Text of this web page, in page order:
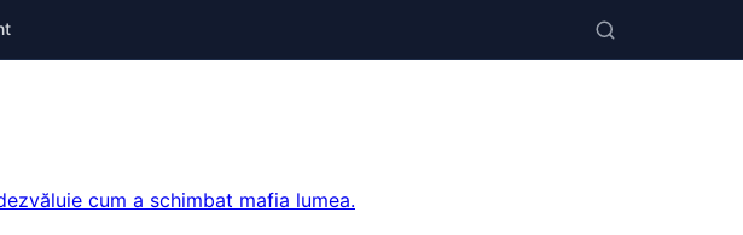
cum a schimbat mafia lumea.